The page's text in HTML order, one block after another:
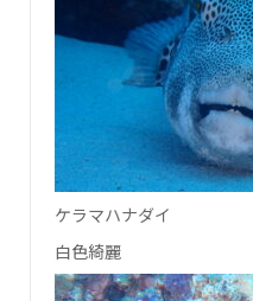
ケラマハナダイ
白色綺麗